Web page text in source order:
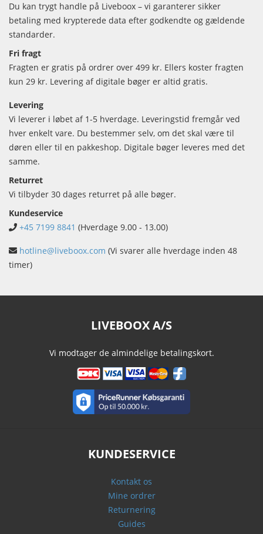
Du kan trygt handle på Liveboox – vi garanterer sikker
betaling med krypterede data efter godkendte og gældende
standarder.
Fri fragt
Fragten er gratis på ordrer over 499 kr. Ellers koster fragten
kun 29 kr. Levering af digitale bøger er altid gratis.
Levering
Vi leverer i løbet af 1-5 hverdage. Leveringstid fremgår ved
hver enkelt vare. Du bestemmer selv, om det skal være til
døren eller til en pakkeshop. Digitale bøger leveres med det
samme.
Returret
Vi tilbyder 30 dages returret på alle bøger.
Kundeservice
+45 7199 8841 (Hverdage 9.00 - 13.00)
hotline@liveboox.com (Vi svarer alle hverdage inden 48
timer)
LIVEBOOX A/S
Vi modtager de almindelige betalingskort.
KUNDESERVICE
Kontakt os
Mine ordrer
Returnering
Guides